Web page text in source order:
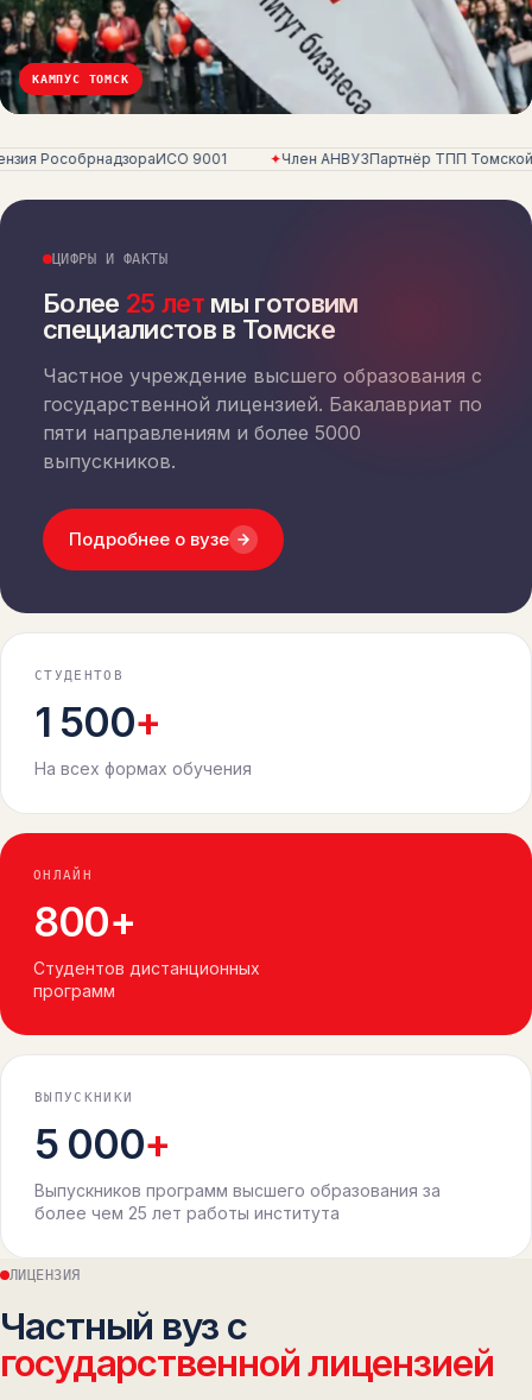
КАМПУС ТОМСК
РособрнадзораИСО 9001 ✦Член АНВУЗПартнёр ТПП Томской
ЦИФРЫ И ФАКТЫ
Более 25 лет мы готовим
специалистов в Томске
Частное учреждение высшего образования с
государственной лицензией. Бакалавриат по
пяти направлениям и более 5000
выпускников.
Подробнее о вузе
СТУДЕНТОВ
1 500+
На всех формах обучения
ОНЛАЙН
800+
Студентов дистанционных
программ
ВЫПУСКНИКИ
5 000+
Выпускников программ высшего образования за
более чем 25 лет работы института
ЛИЦЕНЗИЯ
Частный вуз с
государственной лицензией